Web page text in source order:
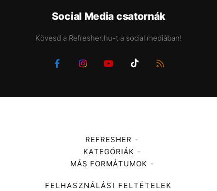
Social Media csatornák
Kövesd a Refresher.hu-t a social mediában!
REFRESHER
Médiaajánlat
KATEGÓRIÁK
Zene
Divat
MÁS FORMÁTUMOK
FELHASZNÁLÁSI FELTÉTELEK